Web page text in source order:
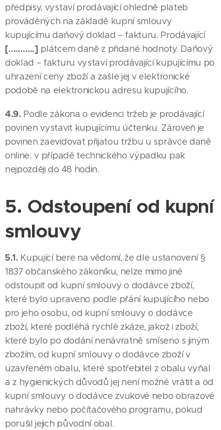
předpisy, vystaví prodávající ohledně plateb
prováděných na základě kupní smlouvy
kupujícímu daňový doklad – fakturu. Prodávající
[………..] plátcem daně z přidané hodnoty. Daňový
doklad – fakturu vystaví prodávající kupujícímu po
uhrazení ceny zboží a zašle jej v elektronické
podobě na elektronickou adresu kupujícího.
4.9. Podle zákona o evidenci tržeb je prodávající
povinen vystavit kupujícímu účtenku. Zároveň je
povinen zaevidovat přijatou tržbu u správce daně
online; v případě technického výpadku pak
nejpozději do 48 hodin.
5. Odstoupení od kupní
smlouvy
5.1. Kupující bere na vědomí, že dle ustanovení §
1837 občanského zákoníku, nelze mimo jiné
odstoupit od kupní smlouvy o dodávce zboží,
které bylo upraveno podle přání kupujícího nebo
pro jeho osobu, od kupní smlouvy o dodávce
zboží, které podléhá rychlé zkáze, jakož i zboží,
které bylo po dodání nenávratně smíseno s jiným
zbožím, od kupní smlouvy o dodávce zboží v
uzavřeném obalu, které spotřebitel z obalu vyňal
a z hygienických důvodů jej není možné vrátit a od
kupní smlouvy o dodávce zvukové nebo obrazové
nahrávky nebo počítačového programu, pokud
porušil jejich původní obal.